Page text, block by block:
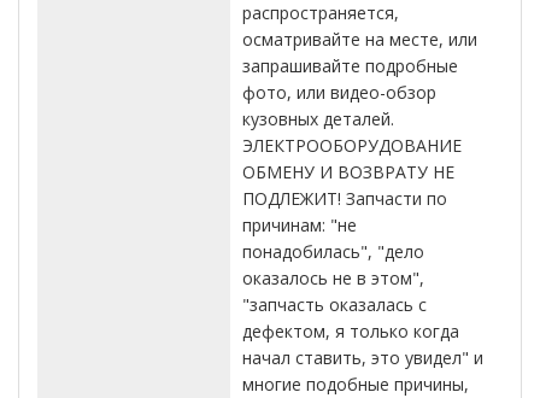
распространяется,
осматривайте на месте, или
запрашивайте подробные
фото, или видео-обзор
кузовных деталей.
ЭЛЕКТРООБОРУДОВАНИЕ
ОБМЕНУ И ВОЗВРАТУ НЕ
ПОДЛЕЖИТ! Запчасти по
причинам: "не
понадобилась", "дело
оказалось не в этом",
"запчасть оказалась с
дефектом, я только когда
начал ставить, это увидел" и
многие подобные причины,